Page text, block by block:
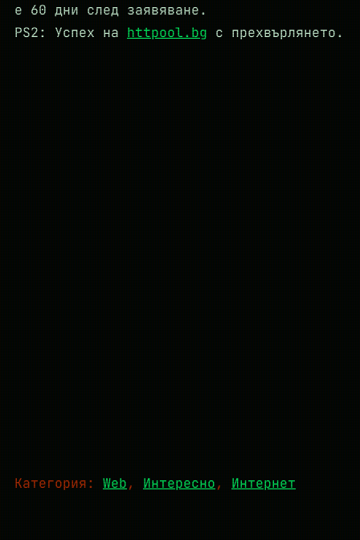
е 60 дни след заявяване.
PS2: Успех на httpool.bg с прехвърлянето.
Категория: Web, Интересно, Интернет